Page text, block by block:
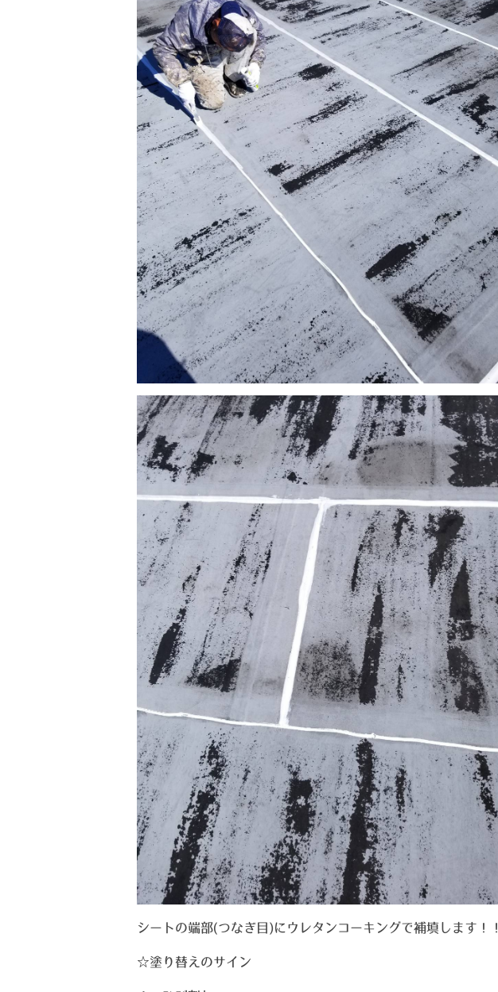
シートの端部(つなぎ目)にウレタンコーキングで補填します！！
☆塗り替えのサイン